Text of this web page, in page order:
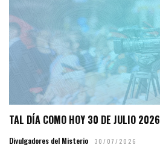
TAL DÍA COMO HOY 30 DE JULIO 2026
Divulgadores del Misterio 30/07/2026